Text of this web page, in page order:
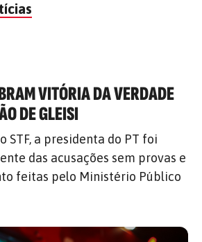
VITÓRIA DA VERDADE
DE GLEISI
STF, a presidenta do PT foi
das acusações sem provas e
feitas pelo Ministério Público